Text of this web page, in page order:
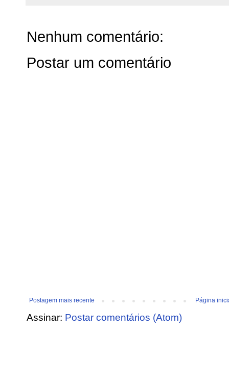
Nenhum comentário:
Postar um comentário
Postagem mais recente Página
Assinar: Postar comentários (Atom)